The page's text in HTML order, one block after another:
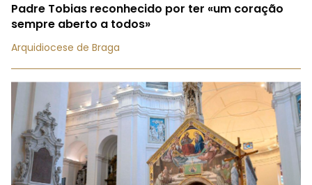
Padre Tobias reconhecido por ter «um coração
sempre aberto a todos»
Arquidiocese de Braga